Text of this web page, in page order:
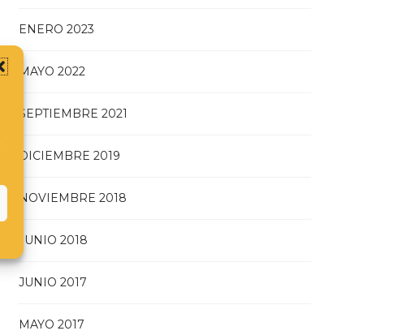
ENERO 2023
MAYO 2022
SEPTIEMBRE 2021
DICIEMBRE 2019
NOVIEMBRE 2018
JUNIO 2018
JUNIO 2017
MAYO 2017